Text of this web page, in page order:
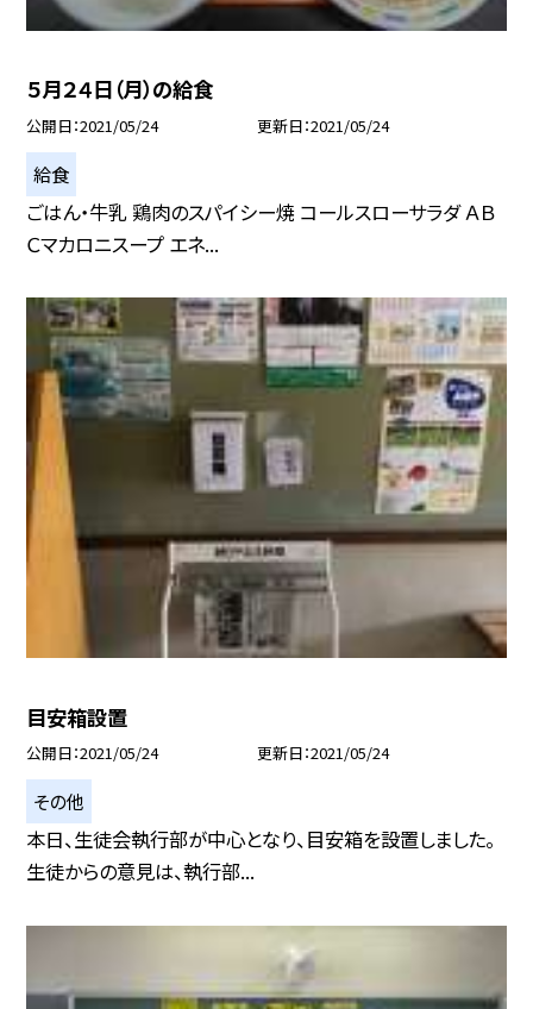
５月２４日（月）の給食
公開日 2021/05/24 更新日 2021/05/24
給食
ごはん・牛乳 鶏肉のスパイシー焼 コールスローサラダ ＡＢ
Ｃマカロニスープ エネ...
目安箱設置
公開日 2021/05/24 更新日 2021/05/24
その他
本日、生徒会執行部が中心となり、目安箱を設置しました。
生徒からの意見は、執行部...